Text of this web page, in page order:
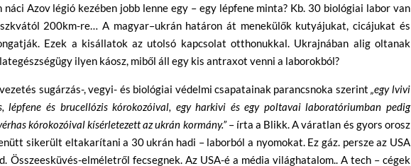
Azov légió kezében jobb lenne egy – egy lépfene minta? Kb. 30 biológiai labor van
200km-re… A magyar–ukrán határon át menekülők kutyájukat, cicájukat és
Ezek a kisállatok az utolsó kapcsolat otthonukkal. Ukrajnában alig oltanak
ilyen káosz, miből áll egy kis antraxot venni a laborokból?
sugárzás-, vegyi- és biológiai védelmi csapatainak parancsnoka szerint„egy lvivi
lépfene és brucellózis kórokozóival, egy harkivi és egy poltavai laboratóriumban pedig
kórokozóival kísérletezett az ukrán kormány.”– írta a Blikk. A váratlan és gyors orosz
sikerült eltakarítani a 30 ukrán hadi – laborból a nyomokat. Ez gáz. persze az USA
Összeesküvés-elméletről fecsegnek. Az USA-é a média világhatalom.. A tech – cégek